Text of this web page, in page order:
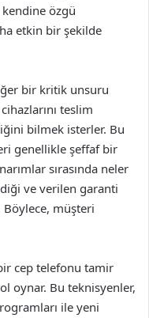
özgü
etkin bir şekilde
bir kritik unsuru
teslim
bilmek isterler. Bu
genellikle şeffaf bir
sırasında neler
ve verilen garanti
Böylece, müşteri
cep telefonu tamir
oynar. Bu teknisyenler,
ile yeni